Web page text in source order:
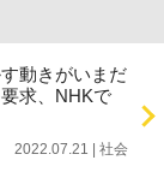
動きがいまだ
求、NHKで
2022.07.21 | 社会